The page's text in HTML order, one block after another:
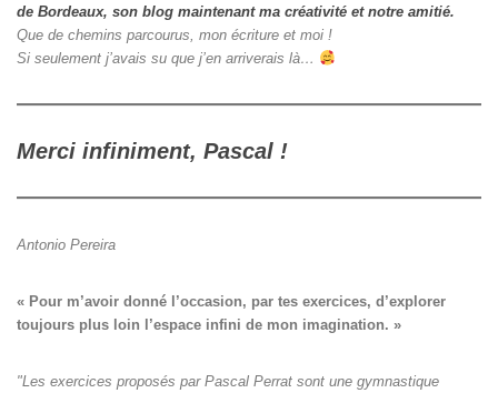
de Bordeaux, son blog maintenant ma créativité et notre amitié.
Que de chemins parcourus, mon écriture et moi !
Si seulement j’avais su que j’en arriverais là…
Merci infiniment, Pascal !
Antonio Pereira
« Pour m’avoir donné l’occasion, par tes exercices, d’explorer
toujours plus loin l’espace infini de mon imagination. »
"Les exercices proposés par Pascal Perrat sont une gymnastique